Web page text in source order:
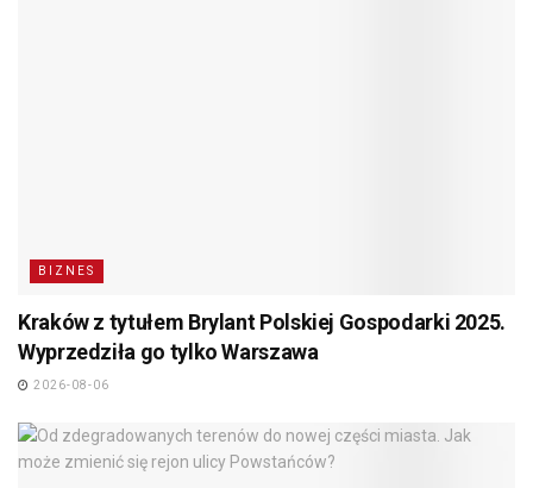
BIZNES
Kraków z tytułem Brylant Polskiej Gospodarki 2025.
Wyprzedziła go tylko Warszawa
2026-08-06